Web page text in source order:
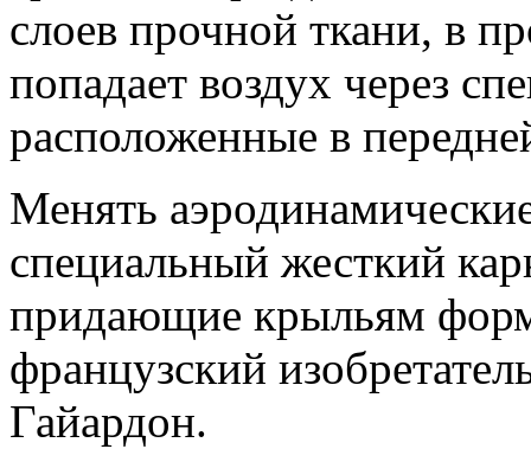
слоев прочной ткани, в
попадает воздух через
расположенные в
Менять
специальный жесткий
придающие крыльям
французский
Гайардон.